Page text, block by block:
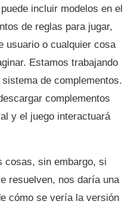
incluir modelos en el
de reglas para jugar,
usuario o cualquier cosa
Estamos trabajando
de complementos.
complementos
y el juego interactuará
cosas, sin embargo, si
resuelven, nos daría una
cómo se vería la versión